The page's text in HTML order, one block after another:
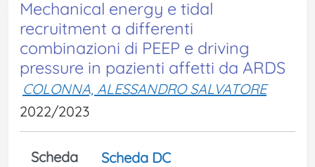
Mechanical energy e tidal
recruitment a differenti
combinazioni di PEEP e driving
pressure in pazienti affetti da ARDS
COLONNA, ALESSANDRO SALVATORE
2022/2023
Scheda Scheda DC